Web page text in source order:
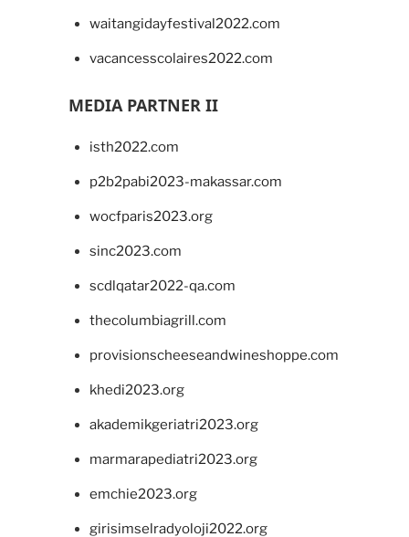
waitangidayfestival2022.com
vacancesscolaires2022.com
MEDIA PARTNER II
isth2022.com
p2b2pabi2023-makassar.com
wocfparis2023.org
sinc2023.com
scdlqatar2022-qa.com
thecolumbiagrill.com
provisionscheeseandwineshoppe.com
khedi2023.org
akademikgeriatri2023.org
marmarapediatri2023.org
emchie2023.org
girisimselradyoloji2022.org